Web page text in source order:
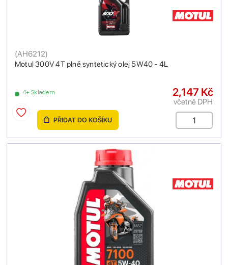
Motul 300V 4T plně syntetický olej 5W40 - 4L
(AH6212)
4+ Skladem 2,147 Kč
včetně DPH
PŘIDAT DO KOŠÍKU